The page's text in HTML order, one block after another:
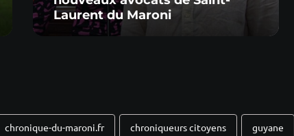
Laurent du Maroni
chronique-du-maroni.fr chroniqueurs citoyens guyane